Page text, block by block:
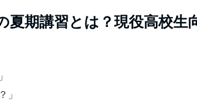
夏期講習とは？現役高校生
」